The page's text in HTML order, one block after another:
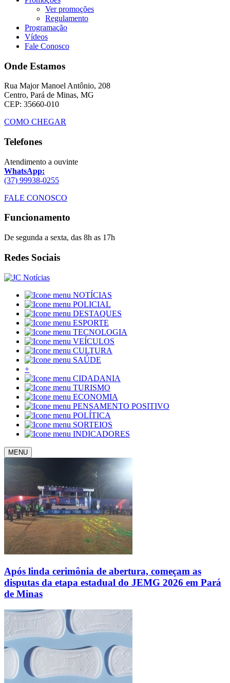
Ver promoções
Regulamento
Programação
Vídeos
Fale Conosco
Onde Estamos
Rua Major Manoel Antônio, 208
Centro, Pará de Minas, MG
CEP: 35660-010
COMO CHEGAR
Telefones
Atendimento a ouvinte
WhatsApp:
(37) 99938-0255
FALE CONOSCO
Funcionamento
De segunda a sexta, das 8h as 17h
Redes Sociais
NOTÍCIAS
POLICIAL
DESTAQUES
ESPORTE
TECNOLOGIA
VEÍCULOS
CULTURA
SAÚDE
+
CIDADANIA
TURISMO
ECONOMIA
PENSAMENTO POSITIVO
POLÍTICA
SORTEIOS
INDICADORES
MENU
Após linda cerimônia de abertura, começam as
disputas da etapa estadual do JEMG 2026 em Pará
de Minas